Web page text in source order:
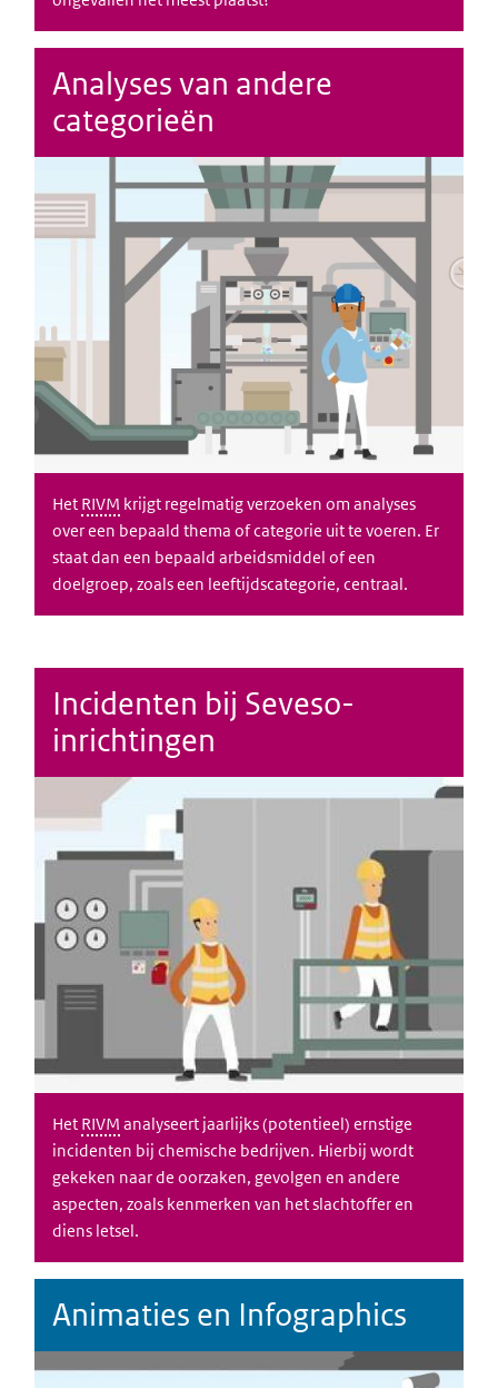
Analyses van andere
categorieën
Het RIVM krijgt regelmatig verzoeken om analyses
over een bepaald thema of categorie uit te voeren. Er
staat dan een bepaald arbeidsmiddel of een
doelgroep, zoals een leeftijdscategorie, centraal.
Incidenten bij Seveso-
inrichtingen
Het RIVM analyseert jaarlijks (potentieel) ernstige
incidenten bij chemische bedrijven. Hierbij wordt
gekeken naar de oorzaken, gevolgen en andere
aspecten, zoals kenmerken van het slachtoffer en
diens letsel.
Animaties en Infographics